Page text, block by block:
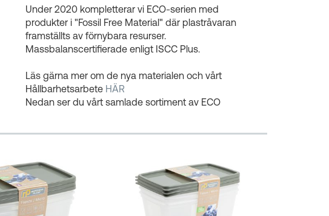
Under 2020 kompletterar vi ECO-serien med
produkter i "Fossil Free Material" där plastråvaran
framställts av förnybara resurser.
Massbalanscertifierade enligt ISCC Plus.
Läs gärna mer om de nya materialen och vårt
Hållbarhetsarbete HÄR
Nedan ser du vårt samlade sortiment av ECO